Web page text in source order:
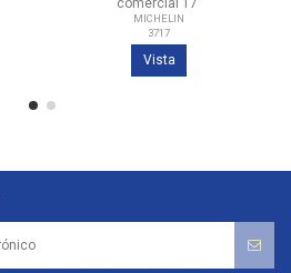
comercial 17"
MICHELIN
3717
Vista